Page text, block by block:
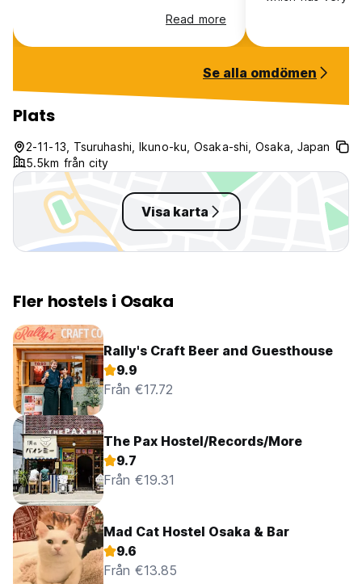
Read more
run by what is
cleanliness that
was very quiet
well. If you are
basics, this is
expect more!
Se alla omdömen
Plats
2-11-13, Tsuruhashi, Ikuno-ku, Osaka-shi, Osaka, Japan
5.5km från city
Visa karta
Fler hostels i Osaka
Rally's Craft Beer and Guesthouse
9.9
Från €17.72
The Pax Hostel/Records/More
9.7
Från €19.31
Mad Cat Hostel Osaka & Bar
9.6
Från €13.85